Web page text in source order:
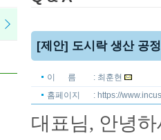
[제안] 도시락 생산 공
이 름
: 최훈현
홈페이지
: https://
대표님, 안녕